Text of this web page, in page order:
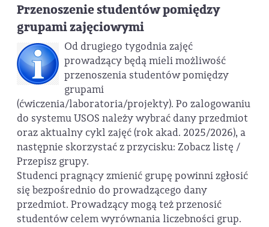
Przenoszenie studentów pomiędzy
grupami zajęciowymi
Od drugiego tygodnia zajęć
prowadzący będą mieli możliwość
przenoszenia studentów pomiędzy
grupami
(ćwiczenia/laboratoria/projekty). Po zalogowaniu
do systemu USOS należy wybrać dany przedmiot
oraz aktualny cykl zajęć (rok akad. 2025/2026), a
następnie skorzystać z przycisku: Zobacz listę /
Przepisz grupy.
Studenci pragnący zmienić grupę powinni zgłosić
się bezpośrednio do prowadzącego dany
przedmiot. Prowadzący mogą też przenosić
studentów celem wyrównania liczebności grup.